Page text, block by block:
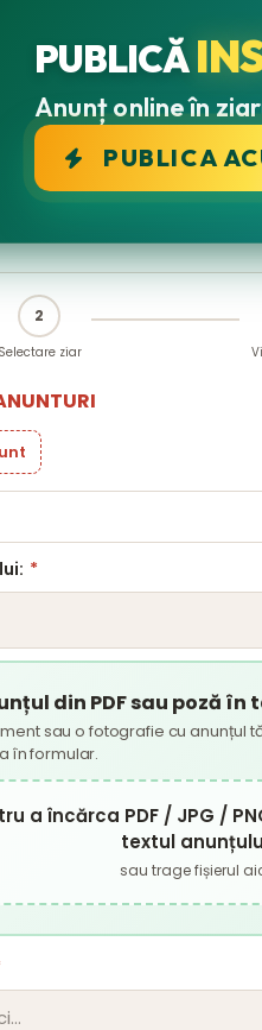
PUBLICĂ
Anunț online în
PUBLICA
2
Selectare ziar
*
din PDF sau poză în
sau o fotografie cu anunțul
în formular.
a încărca PDF / JPG /
textul
sau trage fișierul